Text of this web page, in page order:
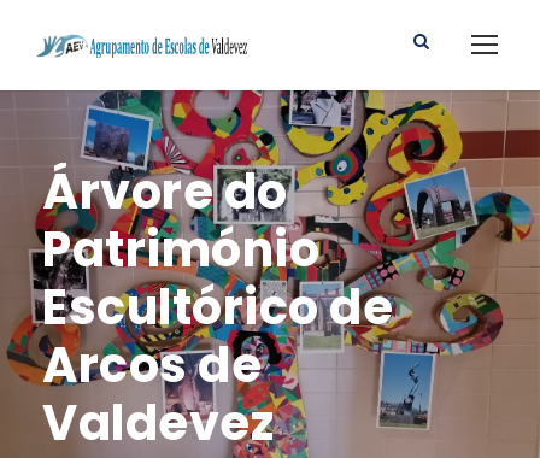
Árvore do
Património
Escultórico de
Arcos de
Valdevez